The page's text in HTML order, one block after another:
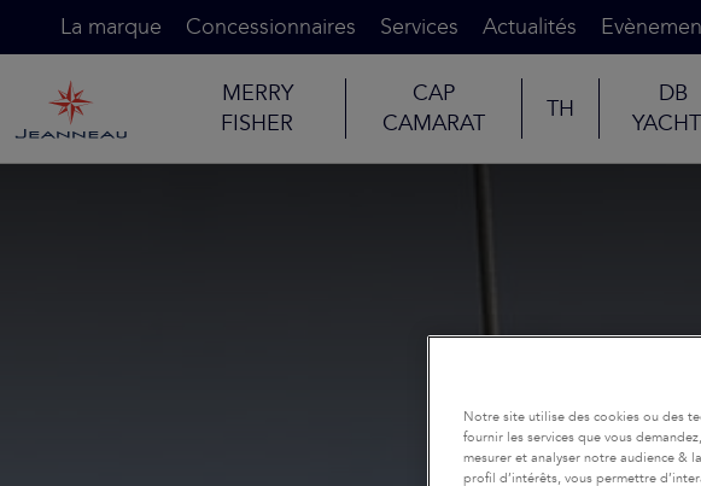
La marque Concessionnaires Services Actualités
MERRY
FISHER
CAP
CAMARAT
TH
DB
Notre site utilise des cookies ou des
fournir les services que vous
mesurer et analyser notre audience &
profil d’intérêts, vous permettre